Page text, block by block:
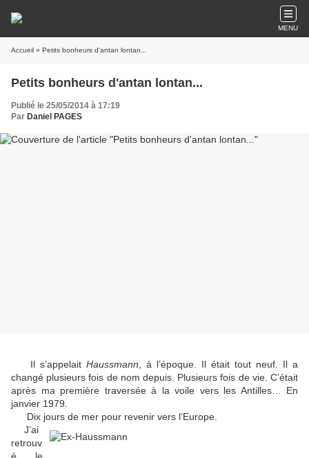
MENU
Accueil » Petits bonheurs d'antan lontan...
Petits bonheurs d'antan lontan...
Publié le 25/05/2014 à 17:19
Par Daniel PAGES
Il s’appelait Haussmann , à l’époque. Il était tout neuf. Il a
changé plusieurs fois de nom depuis. Plusieurs fois de vie. C’était
après ma première traversée à la voile vers les Antilles… En
janvier 1979.
Dix jours de mer pour revenir vers l’Europe.
J’ai
retrouv